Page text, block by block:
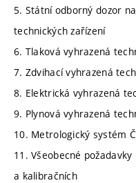
5. Státní odborný dozor
technických zařízení
6. Tlaková vyhrazená
7. Zdvihací vyhrazená
8. Elektrická vyhrazená
9. Plynová vyhrazená
10. Metrologický systém
11. Všeobecné
a kalibračních